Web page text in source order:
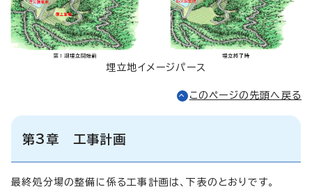
埋立地イメージパース
このページの先頭へ戻る
第3章 工事計画
最終処分場の整備に係る工事計画は、下表のとおりです。